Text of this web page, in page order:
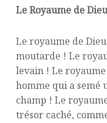
Le Royaume de
Le royaume de
moutarde ! Le
levain ! Le
homme qui a semé
champ ! Le
trésor caché,